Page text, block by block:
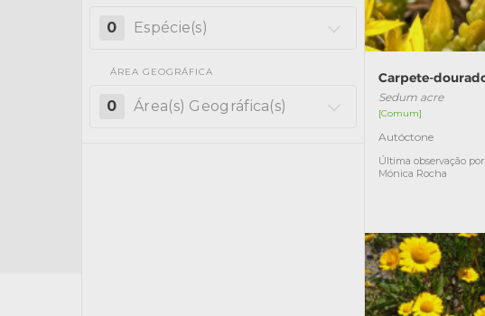
0 Espécie(s)
ÁREA GEOGRÁFICA
0 Área(s) Geográfica(s)
Carpete-
Sedum acre
[Comum]
Autóctone
Última observação por:
Mónica Rocha